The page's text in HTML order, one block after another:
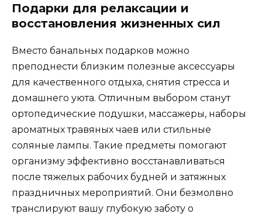
Подарки для релаксации и
восстановления жизненных сил
Вместо банальных подарков можно
преподнести близким полезные аксессуары
для качественного отдыха, снятия стресса и
домашнего уюта. Отличным выбором станут
ортопедические подушки, массажеры, наборы
ароматных травяных чаев или стильные
соляные лампы. Такие предметы помогают
организму эффективно восстанавливаться
после тяжелых рабочих будней и затяжных
праздничных мероприятий. Они безмолвно
транслируют вашу глубокую заботу о